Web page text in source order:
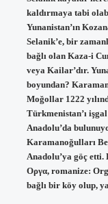
kaldırmaya tabi
Yunanistan’ın
Selanik’e, bir
bağlı olan Kaza-i
veya Kailar’dır.
boyundan?
Moğollar 1222
Türkmenistan’ı
Anadolu’da
Karamanoğulları
Anadolu’ya göç
Οργα, romanize:
bağlı bir köy olup,